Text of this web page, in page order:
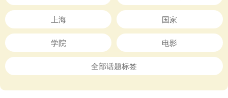
上海 国家
学院 电影
全部话题标签